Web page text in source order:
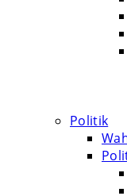
Politik